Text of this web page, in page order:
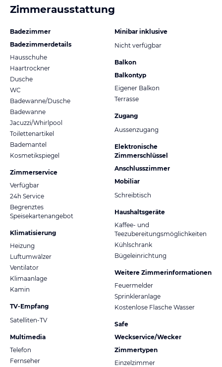
Zimmerausstattung
Badezimmer
Badezimmerdetails
Hausschuhe
Haartrockner
Dusche
WC
Badewanne/Dusche
Badewanne
Jacuzzi/Whirlpool
Toilettenartikel
Bademantel
Kosmetikspiegel
Zimmerservice
Verfügbar
24h Service
Begrenztes
Speisekartenangebot
Klimatisierung
Heizung
Luftumwälzer
Ventilator
Klimaanlage
Kamin
TV-Empfang
Satelliten-TV
Multimedia
Telefon
Fernseher
Minibar inklusive
Nicht verfügbar
Balkon
Balkontyp
Eigener Balkon
Terrasse
Zugang
Aussenzugang
Elektronische
Zimmerschlüssel
Anschlusszimmer
Mobiliar
Schreibtisch
Haushaltsgeräte
Kaffee- und
Teezubereitungsmöglichkeiten
Kühlschrank
Bügeleinrichtung
Weitere Zimmerinformationen
Feuermelder
Sprinkleranlage
Kostenlose Flasche Wasser
Safe
Weckservice/Wecker
Zimmertypen
Einzelzimmer